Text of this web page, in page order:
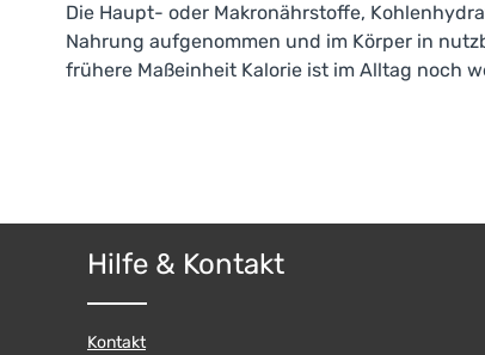
Die Haupt- oder Makronährstoffe,
Nahrung aufgenommen und im Körper in
frühere Maßeinheit Kalorie ist im Alltag noch
Hilfe & Kontakt
Kontakt